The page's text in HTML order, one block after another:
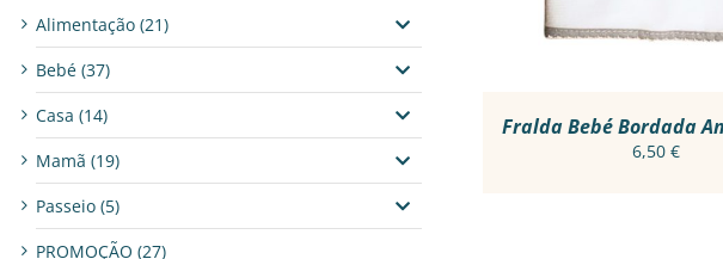
Alimentação (21)
Bebé (37)
Casa (14)
Mamã (19)
Passeio (5)
PROMOÇÃO (27)
THE
CHOSEN
ON
Fralda Bebé Bordada
6,50 €